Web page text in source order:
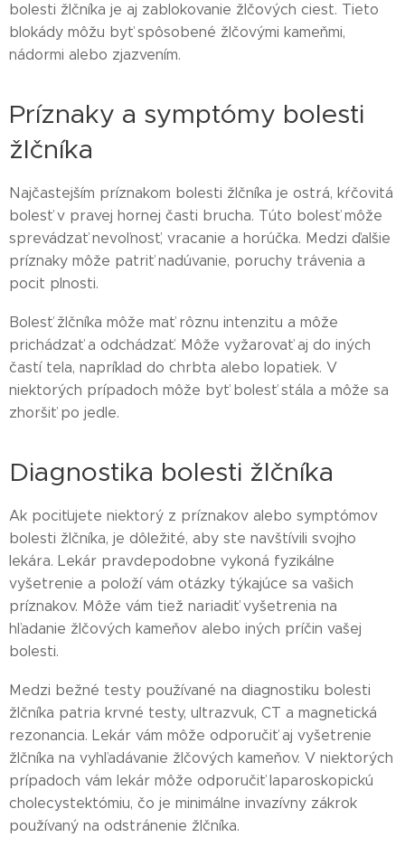
bolesti žlčníka je aj zablokovanie žlčových ciest. Tieto
blokády môžu byť spôsobené žlčovými kameňmi,
nádormi alebo zjazvením.
Príznaky a symptómy bolesti
žlčníka
Najčastejším príznakom bolesti žlčníka je ostrá, kŕčovitá
bolesť v pravej hornej časti brucha. Túto bolesť môže
sprevádzať nevoľnosť, vracanie a horúčka. Medzi ďalšie
príznaky môže patriť nadúvanie, poruchy trávenia a
pocit plnosti.
Bolesť žlčníka môže mať rôznu intenzitu a môže
prichádzať a odchádzať. Môže vyžarovať aj do iných
častí tela, napríklad do chrbta alebo lopatiek. V
niektorých prípadoch môže byť bolesť stála a môže sa
zhoršiť po jedle.
Diagnostika bolesti žlčníka
Ak pociťujete niektorý z príznakov alebo symptómov
bolesti žlčníka, je dôležité, aby ste navštívili svojho
lekára. Lekár pravdepodobne vykoná fyzikálne
vyšetrenie a položí vám otázky týkajúce sa vašich
príznakov. Môže vám tiež nariadiť vyšetrenia na
hľadanie žlčových kameňov alebo iných príčin vašej
bolesti.
Medzi bežné testy používané na diagnostiku bolesti
žlčníka patria krvné testy, ultrazvuk, CT a magnetická
rezonancia. Lekár vám môže odporučiť aj vyšetrenie
žlčníka na vyhľadávanie žlčových kameňov. V niektorých
prípadoch vám lekár môže odporučiť laparoskopickú
cholecystektómiu, čo je minimálne invazívny zákrok
používaný na odstránenie žlčníka.